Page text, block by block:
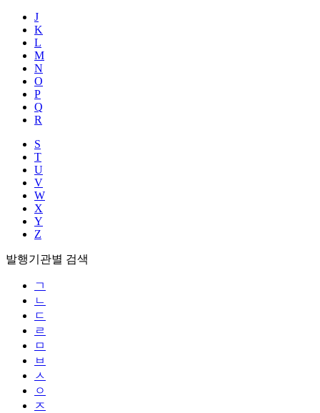
J
K
L
M
N
O
P
Q
R
S
T
U
V
W
X
Y
Z
발행기관별 검색
ㄱ
ㄴ
ㄷ
ㄹ
ㅁ
ㅂ
ㅅ
ㅇ
ㅈ